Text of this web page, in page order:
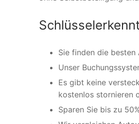
Sie finden die
Unser
Es gibt keine
kostenlos stornieren
Sparen Sie bis zu